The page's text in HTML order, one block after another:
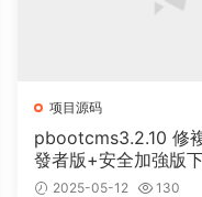
项目源码
pbootcms3.2.10 修
發者版+安全加強版
2025-05-12 130